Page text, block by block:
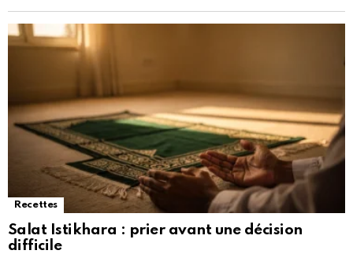
Recettes
Salat Istikhara : prier avant une décision
difficile